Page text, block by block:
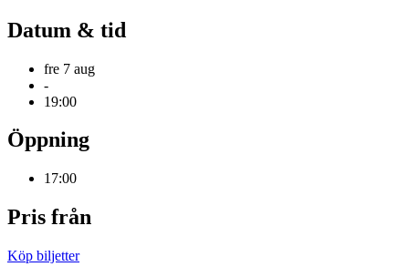
Datum & tid
fre 7 aug
-
19:00
Öppning
17:00
Pris från
Köp biljetter